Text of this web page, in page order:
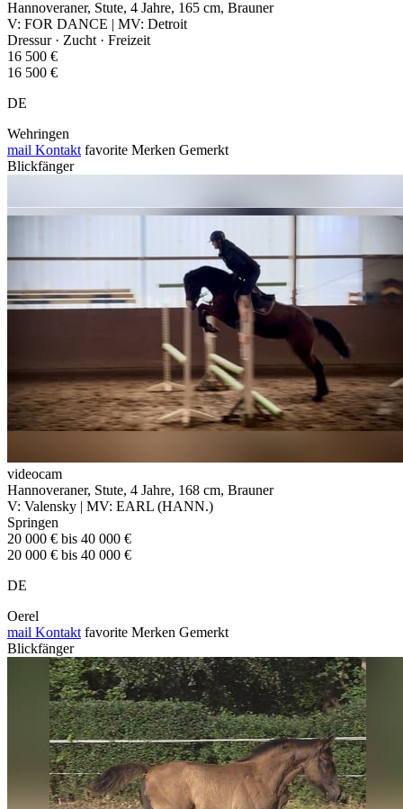
Hannoveraner, Stute, 4 Jahre, 165 cm, Brauner
V: FOR DANCE | MV: Detroit
Dressur · Zucht · Freizeit
16 500 €
16 500 €
DE
Wehringen
mail Kontakt favorite Merken Gemerkt
Blickfänger
videocam
Hannoveraner, Stute, 4 Jahre, 168 cm, Brauner
V: Valensky | MV: EARL (HANN.)
Springen
20 000 € bis 40 000 €
20 000 € bis 40 000 €
DE
Oerel
mail Kontakt favorite Merken Gemerkt
Blickfänger